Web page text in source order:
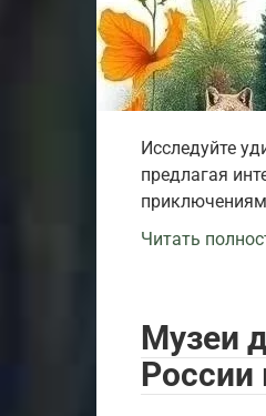
Исследуйте
предлагая
Читать
Музеи
России